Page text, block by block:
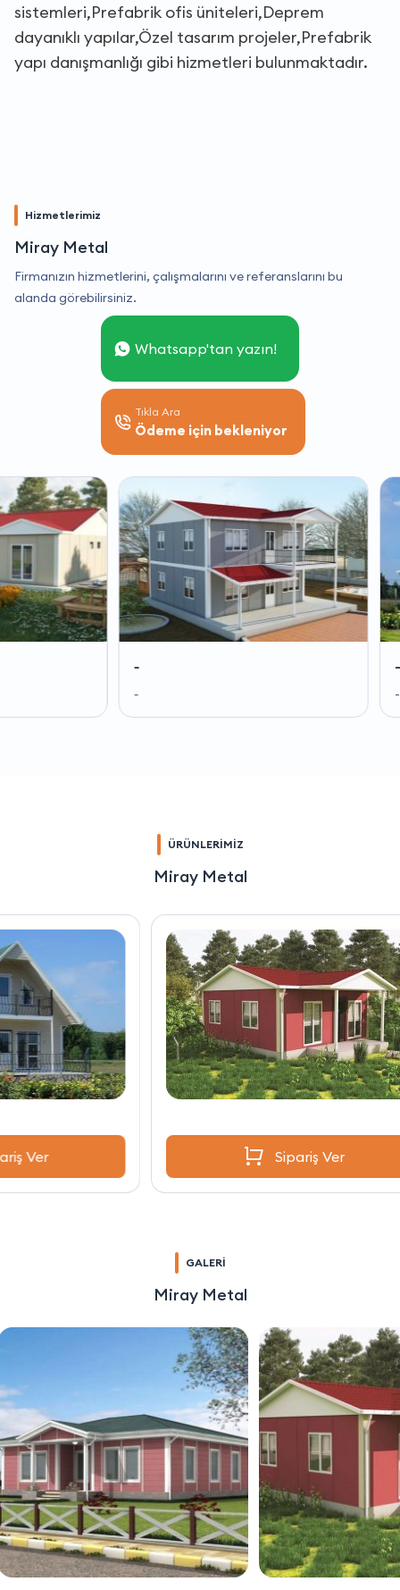
sistemleri,Prefabrik ofis üniteleri,Deprem
dayanıklı yapılar,Özel tasarım projeler,Prefabrik
yapı danışmanlığı gibi hizmetleri bulunmaktadır.
Hizmetlerimiz
Miray Metal
Firmanızın hizmetlerini, çalışmalarını ve referanslarını bu
alanda görebilirsiniz.
Whatsapp'tan yazın!
Tıkla Ara
Ödeme için bekleniyor
ÜRÜNLERİMİZ
Miray Metal
Sipariş Ver
GALERİ
Miray Metal